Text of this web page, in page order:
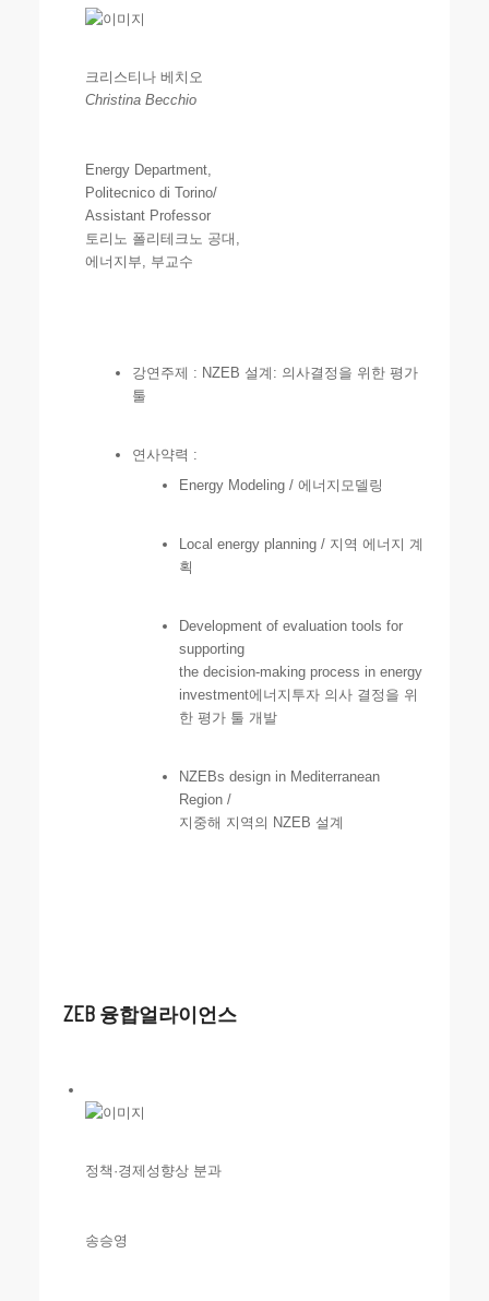
크리스티나 베치오
Christina Becchio
Energy Department,
Politecnico di Torino/
Assistant Professor
토리노 폴리테크노 공대,
에너지부, 부교수
강연주제 : NZEB 설계: 의사결정을 위한 평가
툴
연사약력 :
Energy Modeling / 에너지모델링
Local energy planning / 지역 에너지 계
획
Development of evaluation tools for
supporting
the decision-making process in energy
investment에너지투자 의사 결정을 위
한 평가 툴 개발
NZEBs design in Mediterranean
Region /
지중해 지역의 NZEB 설계
ZEB 융합얼라이언스
정책·경제성향상 분과
송승영